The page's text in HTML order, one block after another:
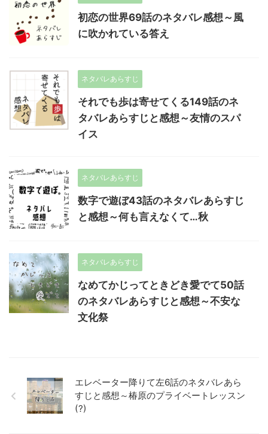
初恋の世界69話のネタバレ感想～風
に吹かれている答え
ネタバレあらすじ
それでも歩は寄せてくる149話のネ
タバレあらすじと感想～友情のスパ
イス
ネタバレあらすじ
数字で遊ぼ43話のネタバレあらすじ
と感想～何も言えなくて…秋
ネタバレあらすじ
なめてかじってときどき愛でて50話
のネタバレあらすじと感想～不安な
文化祭
エレベーター降りて左6話のネタバレあら
すじと感想～椿原のプライベートレッスン
(?)